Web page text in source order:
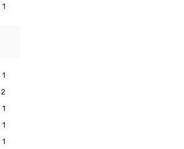
1
1
2
1
1
1